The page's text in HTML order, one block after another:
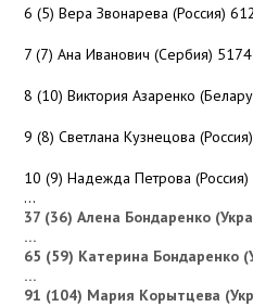
6 (5) Вера Звонарева (Россия)
7 (7) Ана Иванович (Сербия) 5174
8 (10) Виктория Азаренко
9 (8) Светлана Кузнецова
10 (9) Надежда Петрова
…
37 (36) Алена Бондаренко
…
65 (59) Катерина Бондаренко
…
91 (104) Мария Корытцева